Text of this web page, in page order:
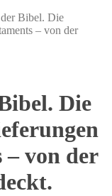
Bibel. Die
– von der
Die
– von der